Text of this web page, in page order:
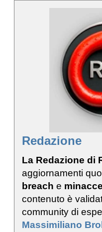
Redazione
La Redazione di
aggiornamenti
breach e
contenuto è
community di
Massimiliano